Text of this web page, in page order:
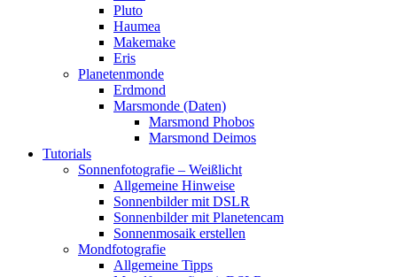
Pluto
Haumea
Makemake
Eris
Planetenmonde
Erdmond
Marsmonde (Daten)
Marsmond Phobos
Marsmond Deimos
Tutorials
Sonnenfotografie – Weißlicht
Allgemeine Hinweise
Sonnenbilder mit DSLR
Sonnenbilder mit Planetencam
Sonnenmosaik erstellen
Mondfotografie
Allgemeine Tipps